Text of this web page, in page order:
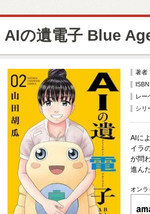
AIの遺電子 Blue
著者
レー
シリ
AIに
イラ
が問
進ん
オンラ